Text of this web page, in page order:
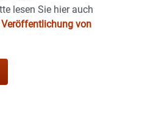
lesen Sie hier auch
von